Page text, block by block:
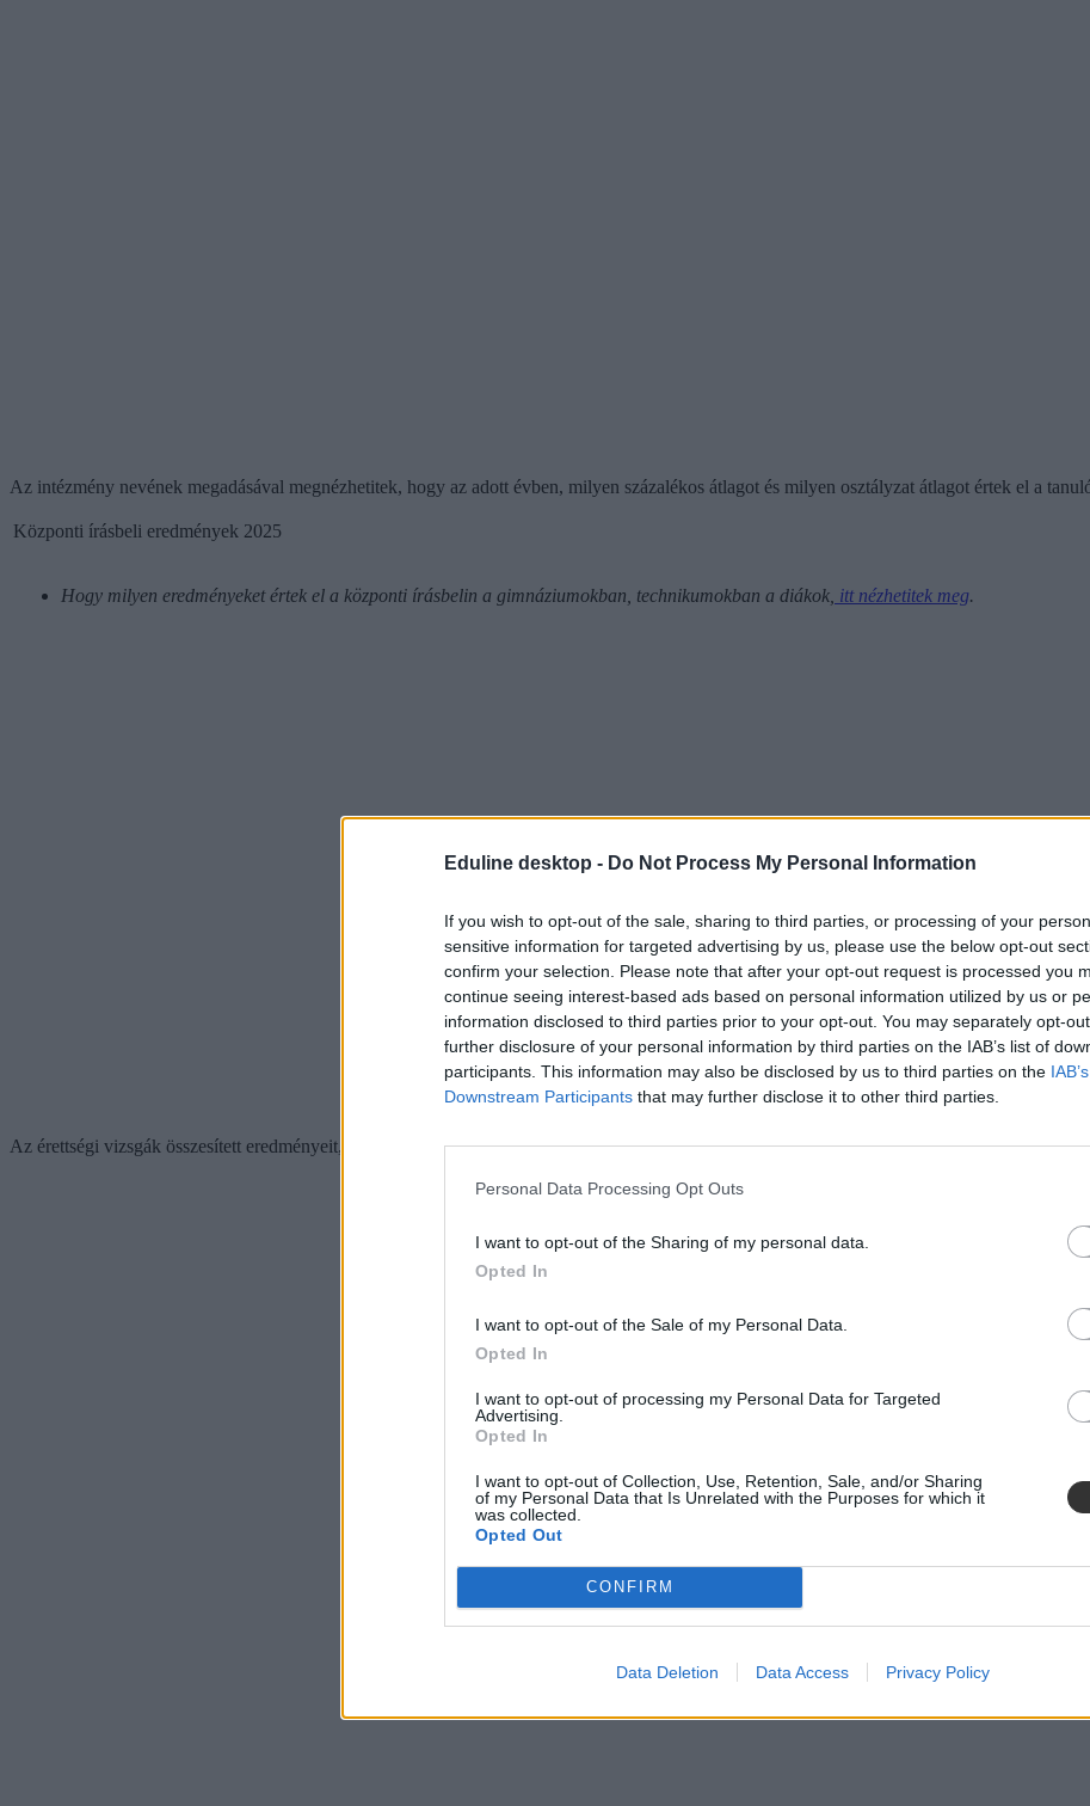
Eduline desktop - Do Not Process My Personal Information
If you wish to opt-out of the sale, sharing to third parties, or processing of your
sensitive information for targeted advertising by us, please use the below opt-out
confirm your selection. Please note that after your opt-out request is processed you
continue seeing interest-based ads based on personal information utilized by us or
information disclosed to third parties prior to your opt-out. You may separately opt-
further disclosure of your personal information by third parties on the IAB’s list of
participants. This information may also be disclosed by us to third parties on the
Downstream Participants that may further disclose it to other third parties.
Personal Data Processing Opt Outs
I want to opt-out of the Sharing of my personal data.
Opted In
I want to opt-out of the Sale of my Personal Data.
Opted In
I want to opt-out of processing my Personal Data for Targeted
Advertising.
Opted In
I want to opt-out of Collection, Use, Retention, Sale, and/or Sharing
of my Personal Data that Is Unrelated with the Purposes for which it
was collected.
Opted Out
CONFIRM
Data Deletion Data Access Privacy Policy
Az intézmény nevének megadásával megnézhetitek, hogy az adott évben, milyen százalékos átlagot és milyen osztályzat átlagot értek el a
Központi írásbeli eredmények 2025
Hogy milyen eredményeket értek el a központi írásbelin a gimnáziumokban, technikumokban a diákok, itt nézhetitek meg.
Az érettségi vizsgák összesített eredményeit, vármegyékre lebontva, pedigitt tudjátokmegnézni.